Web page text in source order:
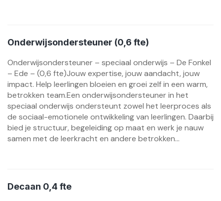
Onderwijsondersteuner (0,6 fte)
Onderwijsondersteuner – speciaal onderwijs – De Fonkel
– Ede – (0,6 fte)Jouw expertise, jouw aandacht, jouw
impact. Help leerlingen bloeien en groei zelf in een warm,
betrokken team.Een onderwijsondersteuner in het
speciaal onderwijs ondersteunt zowel het leerproces als
de sociaal-emotionele ontwikkeling van leerlingen. Daarbij
bied je structuur, begeleiding op maat en werk je nauw
samen met de leerkracht en andere betrokken...
Decaan 0,4 fte